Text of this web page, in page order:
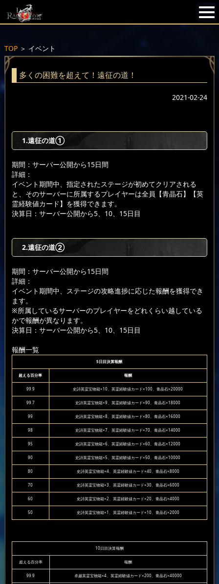
TOP＞ イベント
多くの困難を超えて！遠征の道！
2021-02-24
1.遠征の道①
期間：サーバー公開から15日間
詳細：
イベント期間中、指定されたステージが初めてクリアされる
と、そのサーバーに所属するプレイヤーは全員【青晶石】【英
霊経験値カード】を獲得できます。
決算日：サーバー公開から5、10、15日目
2.遠征の道②
期間：サーバー公開から15日間
詳細：
イベント期間中、ステージの攻略進捗に応じた報酬を獲得でき
ます。
※所属しているサーバーのプレイヤーをどれくらい越している
かで報酬が異なります。
決算日：サーバー公開から5、10、15日目
報酬一覧
5日目決算報酬
超える百分率 報酬
99.9 史詩英霊宝物箱×10、英霊経験値カード×100、青晶石×20000
99.7 史詩英霊宝物箱×9、英霊経験値カード×90、青晶石×18000
99 史詩英霊宝物箱×8、英霊経験値カード×80、青晶石×16000
98 史詩英霊宝物箱×7、英霊経験値カード×70、青晶石×14000
95 史詩英霊宝物箱×6、英霊経験値カード×60、青晶石×12000
90 史詩英霊宝物箱×5、英霊経験値カード×50、青晶石×10000
80 史詩英霊宝物箱×4、英霊経験値カード×40、青晶石×8000
70 史詩英霊宝物箱×3、英霊経験値カード×30、青晶石×6000
60 史詩英霊宝物箱×2、英霊経験値カード×20、青晶石×4000
50 史詩英霊宝物箱×1、英霊経験値カード×10、青晶石×2000
10日目決算報酬
超える百分率 報酬
99.9 卓越英霊宝物箱×4、英霊経験値カード×200、青晶石×40000